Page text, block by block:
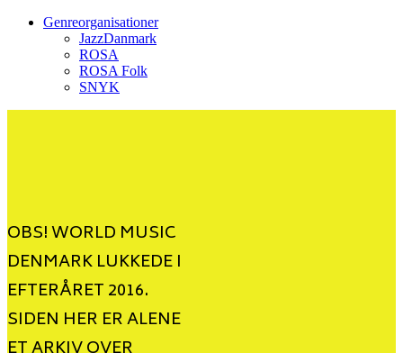
Genreorganisationer
JazzDanmark
ROSA
ROSA Folk
SNYK
OBS! WORLD MUSIC
DENMARK LUKKEDE I
EFTERÅRET 2016.
SIDEN HER ER ALENE